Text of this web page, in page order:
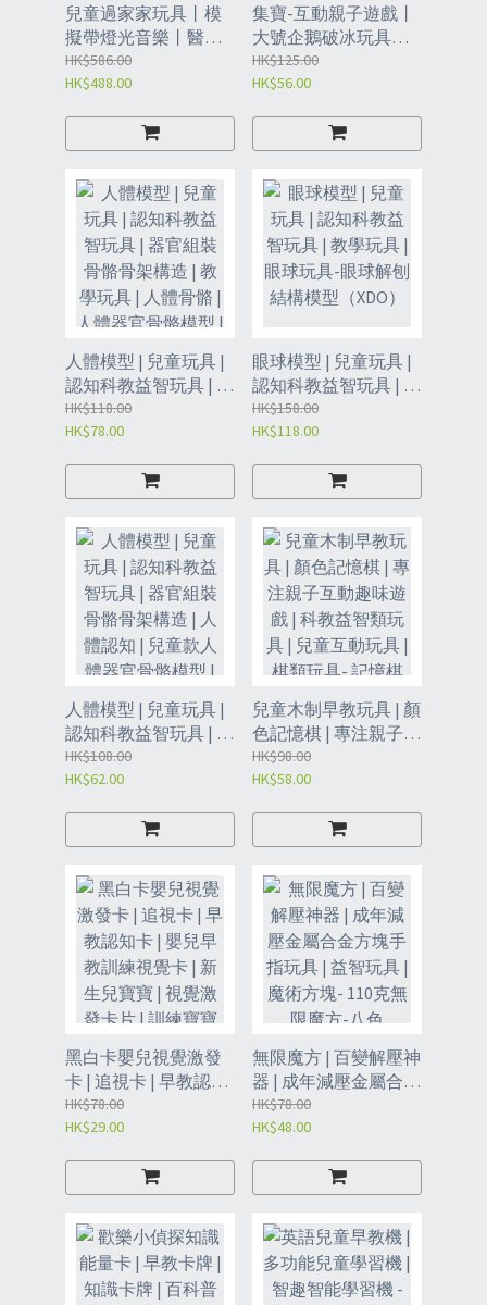
兒童過家家玩具丨模
擬帶燈光音樂丨醫生
護士玩具套裝丨男孩
女孩生日禮物-豪華燈
臺-26PCS（L030）
HK$586.00
HK$488.00
集寶-互動親子遊戲丨
大號企鵝破冰玩具丨
拯救企鵝遊戲臺丨益
智玩具（BBS)
HK$125.00
HK$56.00
人體模型 | 兒童玩具 |
認知科教益智玩具 | 器
官組裝骨骼骨架構造 |
教學玩具 | 人體骨骼 |
體教育-人體系列【全
身骨骼模型】（XDP）
HK$118.00
HK$78.00
眼球模型 | 兒童玩具 |
認知科教益智玩具 | 教
學玩具 | 眼球玩具-眼
球解刨結構模型
HK$158.00
HK$118.00
人體模型 | 兒童玩具 |
認知科教益智玩具 | 器
官組裝骨骼骨架構造 |
人體認知 | 兒童款人體
育 | 人體骨骼-全身人
體模型（XDN）
HK$108.00
HK$62.00
兒童木制早教玩具 | 顏
色記憶棋 | 專注親子互
動趣味遊戲 | 科教益智
類玩具 | 兒童互動玩具
16.1*16.1cm（XDD）
HK$98.00
HK$58.00
黑白卡嬰兒視覺激發
卡 | 追視卡 | 早教認知
卡 | 嬰兒早教訓練視覺
卡 | 新生兒寶寶 | 視覺
部發展 | 視覺閃卡 | 寶
寶圖卡（ODU）
HK$78.00
HK$29.00
無限魔方 | 百變解壓神
器 | 成年減壓金屬合金
方塊手指玩具 | 益智玩
具 | 魔術方塊- 110克無
HK$78.00
HK$48.00